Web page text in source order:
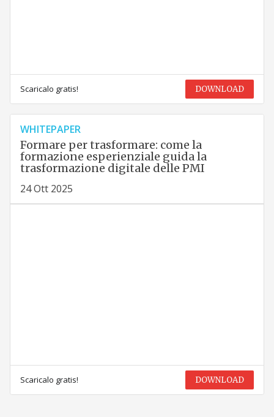
Scaricalo gratis! DOWNLOAD
WHITEPAPER
Formare per trasformare: come la
formazione esperienziale guida la
trasformazione digitale delle PMI
24 Ott 2025
Scaricalo gratis! DOWNLOAD